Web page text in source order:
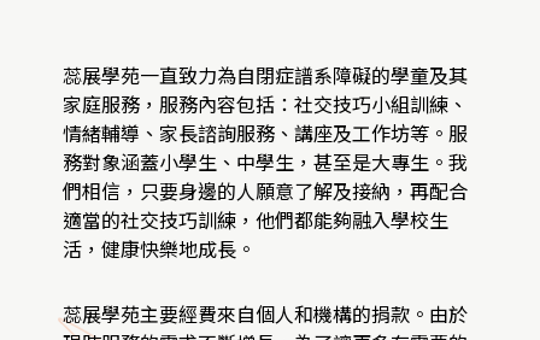
蕊展學苑一直致力為自閉症譜系障礙的學童及其
家庭服務，服務內容包括：社交技巧小組訓練、
情緒輔導、家長諮詢服務、講座及工作坊等。服
務對象涵蓋小學生、中學生，甚至是大專生。我
們相信，只要身邊的人願意了解及接納，再配合
適當的社交技巧訓練，他們都能夠融入學校生
活，健康快樂地成長。
蕊展學苑主要經費來自個人和機構的捐款。由於